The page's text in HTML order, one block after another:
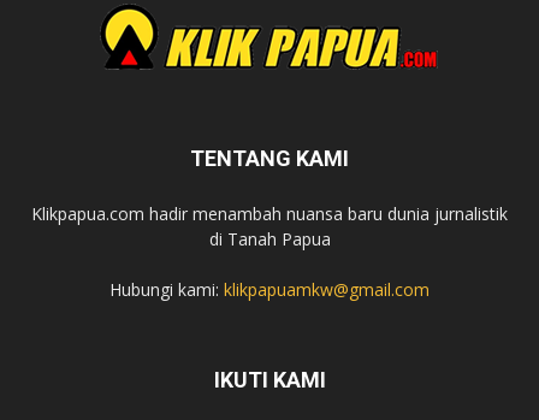
TENTANG KAMI
Klikpapua.com hadir menambah nuansa baru dunia jurnalistik
di Tanah Papua
Hubungi kami: klikpapuamkw@gmail.com
IKUTI KAMI